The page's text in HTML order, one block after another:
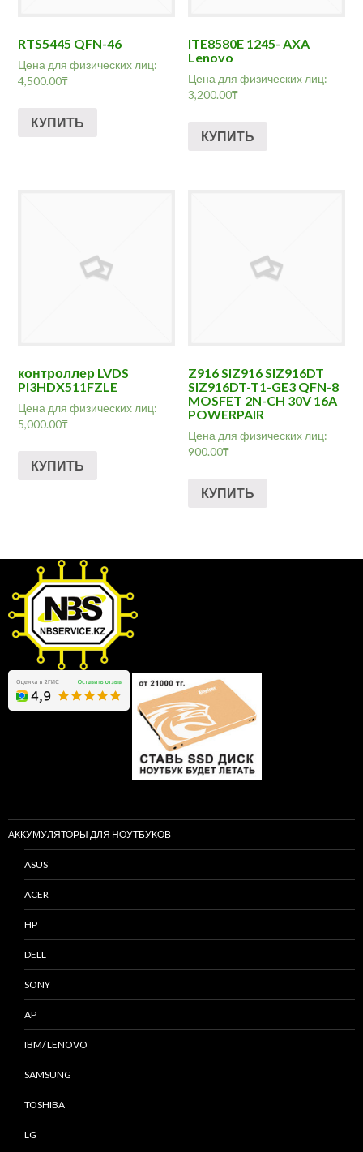
RTS5445 QFN-46
Цена для физических лиц:
4,500.00₸
КУПИТЬ
ITE8580E 1245- AXA
Lenovo
Цена для физических лиц:
3,200.00₸
КУПИТЬ
контроллер LVDS
PI3HDX511FZLE
Цена для физических лиц:
5,000.00₸
КУПИТЬ
Z916 SIZ916 SIZ916DT
SIZ916DT-T1-GE3 QFN-8
MOSFET 2N-CH 30V 16A
POWERPAIR
Цена для физических лиц:
900.00₸
КУПИТЬ
АККУМУЛЯТОРЫ ДЛЯ НОУТБУКОВ
ASUS
ACER
HP
DELL
SONY
AP
IBM/ LENOVO
SAMSUNG
TOSHIBA
LG